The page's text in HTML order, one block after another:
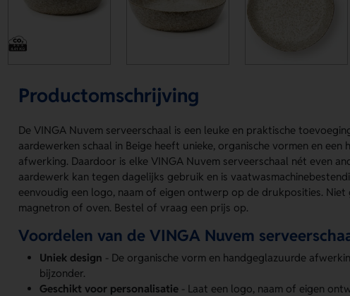
Productomschrijving
De VINGA Nuvem serveerschaal is een leuke en praktische
aardewerken schaal in Beige heeft unieke, organische vormen en een
afwerking. Daardoor is elke VINGA Nuvem serveerschaal nét even
aardewerk kan tegen dagelijks gebruik en is
eenvoudig een logo, naam of eigen ontwerp op de drukposities. Niet
magnetron of oven. Bestel of vraag een prijs op.
Voordelen van de VINGA Nuvem
Uniek design - De organische vorm en handgeglazuurde
bijzonder.
Geschikt voor personalisatie - Laat een logo, naam of eigen